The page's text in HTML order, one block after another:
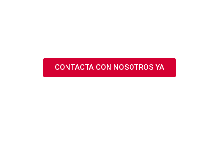
CONTACTA CON NOSOTROS YA